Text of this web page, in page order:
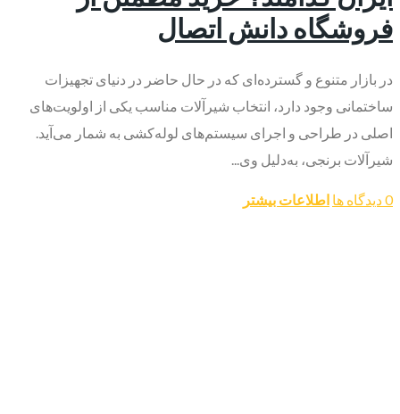
فروشگاه دانش اتصال
در بازار متنوع و گسترده‌ای که در حال حاضر در دنیای تجهیزات
ساختمانی وجود دارد، انتخاب شیرآلات مناسب یکی از اولویت‌های
اصلی در طراحی و اجرای سیستم‌های لوله‌کشی به شمار می‌آید.
شیرآلات برنجی، به‌دلیل وی...
0 دیدگاه ها اطلاعات بیشتر